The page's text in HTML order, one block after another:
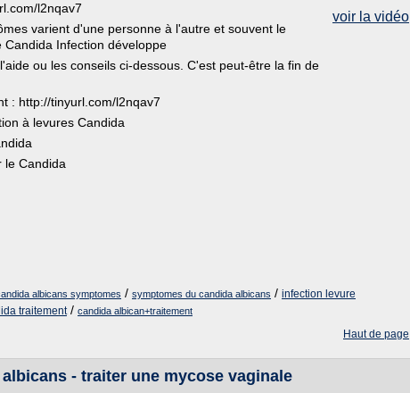
voir la vidéo
l2nqav7
varient d'une personne à l'autre et souvent le
Infection développe
ou les conseils ci-dessous. C'est peut-être la fin de
: http://tinyurl.com/l2nqav7
à levures Candida
le Candida
albicans symptomes / symptomes du candida albicans / infection levure
traitement/ candida albican+traitement
Haut de page
- traiter une mycose vaginale